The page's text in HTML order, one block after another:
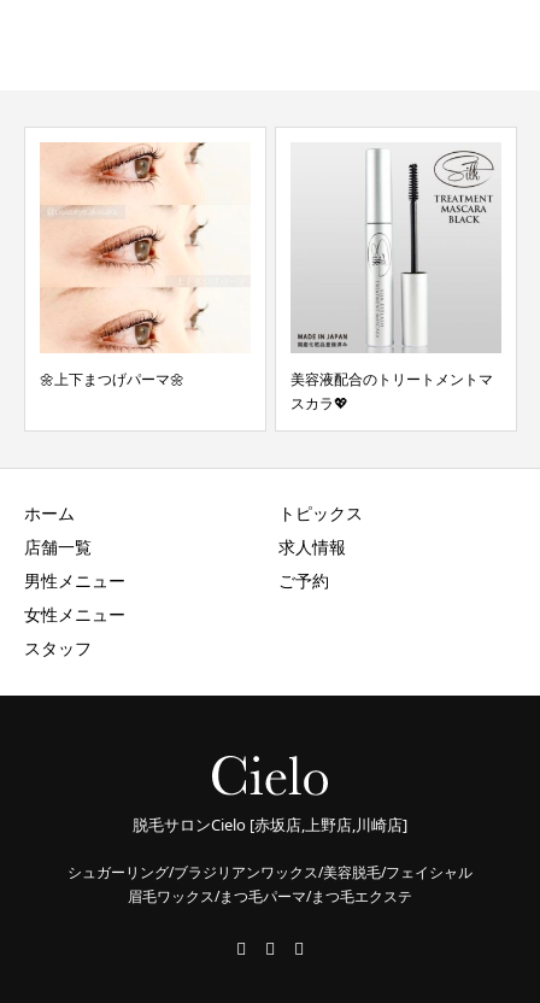
美容液配合のトリートメントマ
💛セットメニューがお得です💛
ホーム
店舗一覧
男性メニュー
女性メニュー
スタッフ
トピックス
求人情報
ご予約
脱毛サロンCielo [赤坂店,上野店,川崎店]
シュガーリング/ブラジリアンワックス/美容脱毛/フェイシャル
眉毛ワックス/まつ毛パーマ/まつ毛エクステ